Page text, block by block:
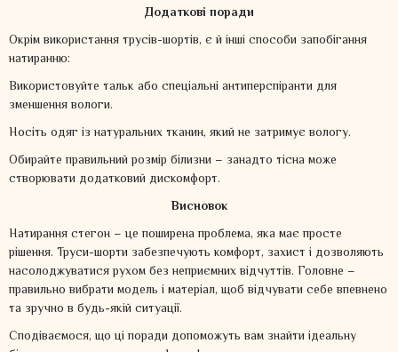
Додаткові поради
Окрім використання трусів-шортів, є й інші способи запобігання
натиранню:
Використовуйте тальк або спеціальні антиперспіранти для
зменшення вологи.
Носіть одяг із натуральних тканин, який не затримує вологу.
Обирайте правильний розмір білизни – занадто тісна може
створювати додатковий дискомфорт.
Висновок
Натирання стегон – це поширена проблема, яка має просте
рішення. Труси-шорти забезпечують комфорт, захист і дозволяють
насолоджуватися рухом без неприємних відчуттів. Головне –
правильно вибрати модель і матеріал, щоб відчувати себе впевнено
та зручно в будь-якій ситуації.
Сподіваємося, що ці поради допоможуть вам знайти ідеальну